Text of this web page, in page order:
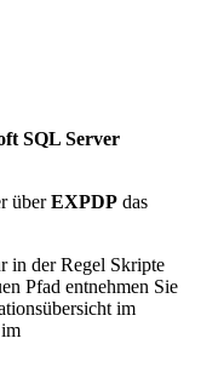
SQL Server
überEXPDP das
in der Regel Skripte
Pfad entnehmen Sie
im